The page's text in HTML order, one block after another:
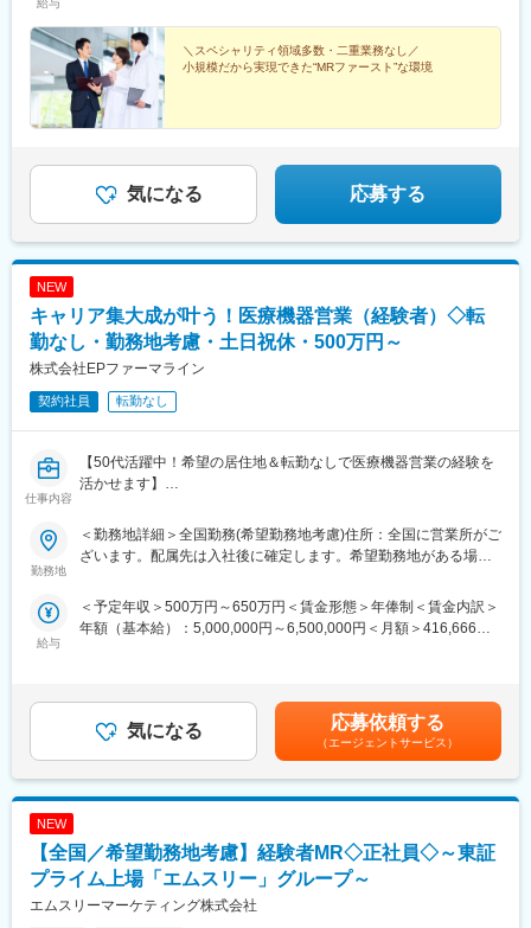
駅、岡山駅、広島駅、山口駅(山口県)、徳島駅、高松駅(香川県)、
松山駅(愛媛県)、高知駅、博多駅、佐賀駅、長崎駅(長崎県)、熊本
駅、大分駅、宮崎駅、鹿児島中央駅前駅、さっぽろ駅、仙台駅(地
下鉄)、曽根田駅、宇都宮駅東口駅、中央前橋駅、京成千葉駅、船
橋駅、新宿駅(東京メトロ)、二重橋前駅、三越前駅、新高島駅、川
古屋駅、上栄町駅、西梅田駅、ハーバーランド駅、田中口駅、岡
山駅前駅、高松築港駅、ＪＲ松山駅前駅、高知駅前駅、祇園駅(福
岡県)、長崎駅前駅、熊本駅前駅、高見橋駅、北１２条駅、あおば
通駅、東宿郷駅、栄町駅(千葉県)、京成船橋駅、新宿駅、大手町駅
(東京都)、茅場町駅、高島町駅、電鉄富山駅、福井城址大名町駅、
鹿児島中央駅
給与
700万円／30歳（月給51万円+賞与）
＼スペシャリティ領域多数・二重業務なし／
小規模だから実現できた“MRファースト”な環境
気になる 応募する
NEW
キャリア集大成が叶う！医療機器営業（経験者）◇転
勤なし・勤務地考慮・土日祝休・500万円～
株式会社EPファーマライン
契約社員 転勤なし
仕事内容
【50代活躍中！希望の居住地＆転勤なしで医療機器営業の経験を
活かせます】
【はじめに】
大手CSO、EPファーマラインでは医療機器営業においてベテラン
の方を募集いたします！
方が可能です。
主に医療機器メーカーを早期退職したメンバー、介護などで短期
【業務内容】
入社後は配属前研修を受けたのち、当社クライアントである医療
機器メーカーへ配属されます。
行っていただくお仕事は、医療機器メーカーとして製品のシェア
医療機器営業時代に培った経験をそのまま活かしていただきま
す。
今までのご経験を活かせるプロジェクトをご提案いたします。
勤務地
＜勤務地詳細＞全国勤務(希望勤務地考慮)住所：全国に営業所がご
ざいます。配属先は入社後に確定します。希望勤務地がある場合
ます。）変更の範囲：会社の定める事業所
給与
＜予定年収＞500万円～650万円＜賃金形態＞年俸制＜賃金内訳＞
年額（基本給）：5,000,000円～6,500,000円＜月額＞416,666円
気になる 応募依頼する
（エージェントサービス）
NEW
【全国／希望勤務地考慮】経験者MR◇正社員◇～東証
プライム上場「エムスリー」グループ～
エムスリーマーケティング株式会社